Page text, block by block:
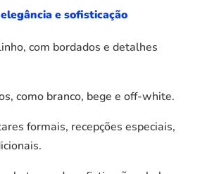
e sofisticação
com bordados e detalhes
como branco, bege e off-white.
formais, recepções especiais,